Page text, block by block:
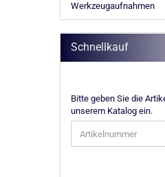
Werkzeugaufnahmen
Schnellkauf
BITTE
GEBEN
SIE
DIE
ARTIKELNUMMER
Bitte geben Sie die
unserem Katalog ein.